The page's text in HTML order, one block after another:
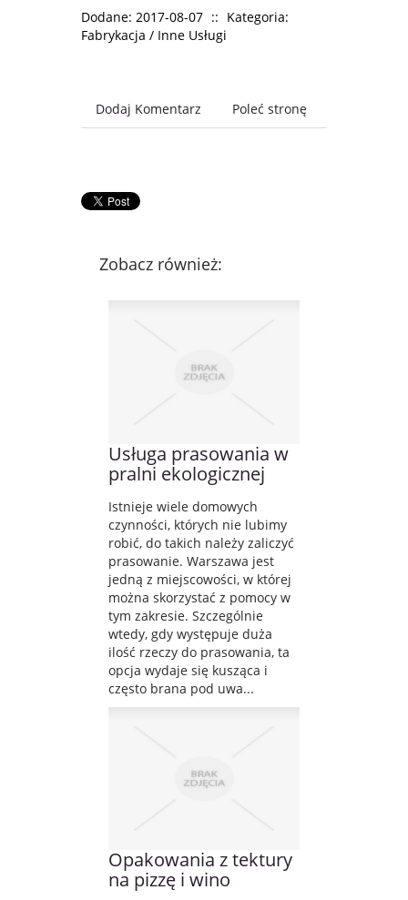
Dodane: 2017-08-07 :: Kategoria:
Fabrykacja / Inne Usługi
Dodaj Komentarz Poleć stronę
Zobacz również:
Usługa prasowania w
pralni ekologicznej
Istnieje wiele domowych
czynności, których nie lubimy
robić, do takich należy zaliczyć
prasowanie. Warszawa jest
jedną z miejscowości, w której
można skorzystać z pomocy w
tym zakresie. Szczególnie
wtedy, gdy występuje duża
ilość rzeczy do prasowania, ta
opcja wydaje się kusząca i
często brana pod uwa...
Opakowania z tektury
na pizzę i wino